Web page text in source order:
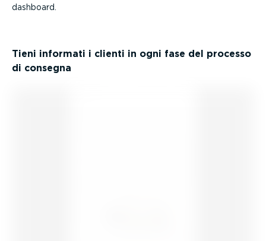
dashboard.
Tieni informati i clienti in ogni fase del processo
di consegna